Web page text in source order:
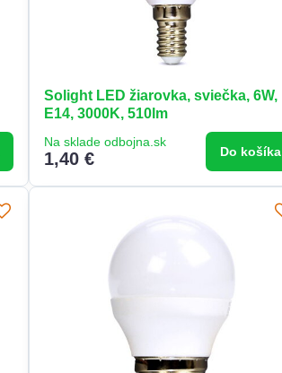
Solight LED žiarovka, sviečka, 6W,
E14, 3000K, 510lm
Na sklade odbojna.sk
1,40 € Do košíka